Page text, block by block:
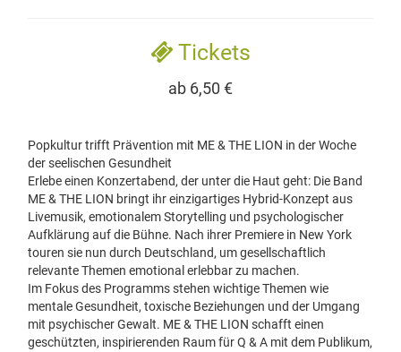
Tickets
ab 6,50 €
Popkultur trifft Prävention mit ME & THE LION in der Woche
der seelischen Gesundheit
Erlebe einen Konzertabend, der unter die Haut geht: Die Band
ME & THE LION bringt ihr einzigartiges Hybrid-Konzept aus
Livemusik, emotionalem Storytelling und psychologischer
Aufklärung auf die Bühne. Nach ihrer Premiere in New York
touren sie nun durch Deutschland, um gesellschaftlich
relevante Themen emotional erlebbar zu machen.
Im Fokus des Programms stehen wichtige Themen wie
mentale Gesundheit, toxische Beziehungen und der Umgang
mit psychischer Gewalt. ME & THE LION schafft einen
geschützten, inspirierenden Raum für Q & A mit dem Publikum,